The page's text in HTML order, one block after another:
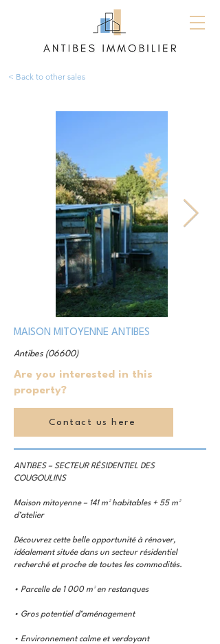
< Back to other sales
MAISON MITOYENNE ANTIBES
Antibes (06600)
Are you interested in this
property?
Contact us here
ANTIBES – SECTEUR RÉSIDENTIEL DES
COUGOULINS
Maison mitoyenne – 141 m² habitables + 55 m²
d’atelier
Découvrez cette belle opportunité à rénover,
idéalement située dans un secteur résidentiel
recherché et proche de toutes les commodités.
• Parcelle de 1 000 m² en restanques
• Gros potentiel d’aménagement
• Environnement calme et verdoyant